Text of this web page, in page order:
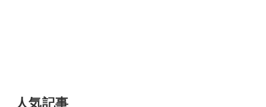
人気記事